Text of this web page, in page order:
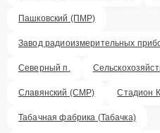
Пашковский (ПМР)
Завод радиоизмерительных
Северный п.
Славянский (СМР) Стадион
Табачная фабрика (Табачка)